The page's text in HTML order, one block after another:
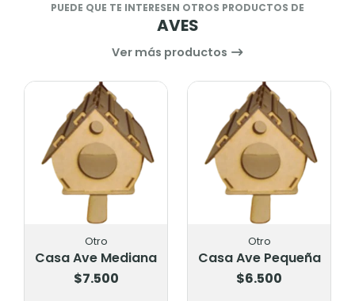
PUEDE QUE TE INTERESEN OTROS PRODUCTOS DE
AVES
Ver más productos
Otro
Casa Ave Mediana
$7.500
Otro
Casa Ave Pequeña
$6.500